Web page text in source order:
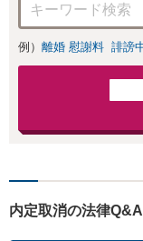
例） 離婚 慰謝料 誹謗
内定取消の法律Q&A